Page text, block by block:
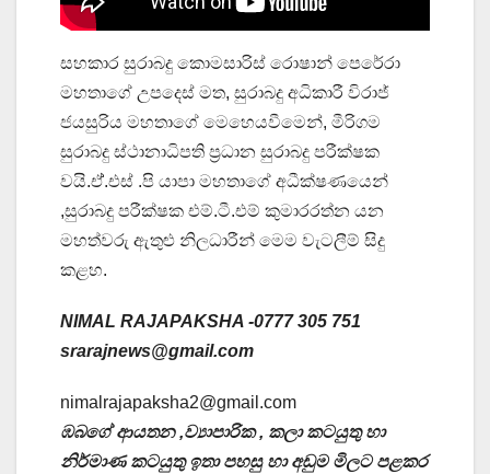
සහකාර සුරාබදු කොමසාරිස් රොෂාන් පෙරේරා
මහතාගේ උපදෙස් මත, සුරාබදු අධිකාරී විරාජ්
ජයසුරිය මහතාගේ මෙහෙයවීමෙන්, මීරිගම
සුරාබදු ස්ථානාධිපති ප්‍රධාන සුරාබදු පරීක්ෂක
වයි.ඒ්‍.එස් .පි යාපා මහතාගේ අධීක්ෂණයෙන්
,සුරාබදු පරීක්ෂක එම්.ටී.එම් කුමාරරත්න යන
මහත්වරු ඇතුළු නිලධාරීන් මෙම වැටලීම් සිදු
කළහ.
NIMAL RAJAPAKSHA -0777 305 751
srarajnews@gmail.com
nimalrajapaksha2@gmail.com
ඹබගේ ආයතන ,ව්‍යාපාරික , කලා කටයුතු හා
නිර්මාණ කටයුතු ඉතා පහසු හා අඩුම මිලට පළකර